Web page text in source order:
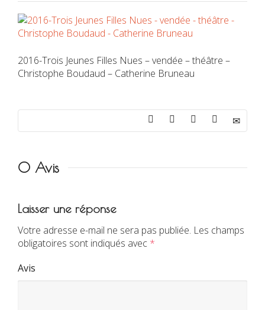
2016-Trois Jeunes Filles Nues – vendée – théâtre –
Christophe Boudaud – Catherine Bruneau
0 Avis
Laisser une réponse
Votre adresse e-mail ne sera pas publiée. Les champs
obligatoires sont indiqués avec *
Avis